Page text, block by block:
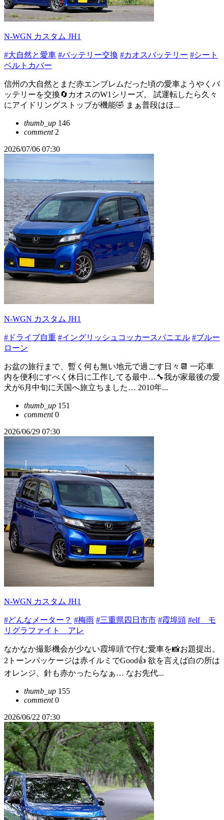
N-WGN カスタム JH1
#大自然と愛車 #バッテリー交換 #カオスバッテリー #シート
ベルトカバー
信州の大自然とまだ赤エンブレムだった頃の愛車ようやくバ
ッテリーを交換🔄カオスのW1シリーズ。 試運転したら久々
にアイドリングストップが機能🤣 まぁ普段はほ...
thumb_up 146
comment2
2026/07/06 07:30
N-WGN カスタム JH1
#ドライブ自重 #イングリッシュコッカースパニエル #ブルー
ローン
お盆の旅行まで、暫く何も無い地元で過ごす日々📆 一応車
内を便利にすべく休日に工作してる最中…🔧我が家最後の愛
犬が6月中旬に天国へ旅立ちました… 2010年...
thumb_up 151
comment0
2026/06/29 07:30
N-WGN カスタム JH1
#どんなメーター？ #梅雨 #三重県四日市市 #霞埠頭 #elf モ
リグラファイト アレ
なかなか撮影機会が少ない霞埠頭で佇む愛車を📸お題提出。
2トーンパッケージは赤イルミでGood👍 欲を言えば白の所は
オレンジ、針も赤かったらなぁ… なお先代...
thumb_up 155
comment0
2026/06/22 07:30